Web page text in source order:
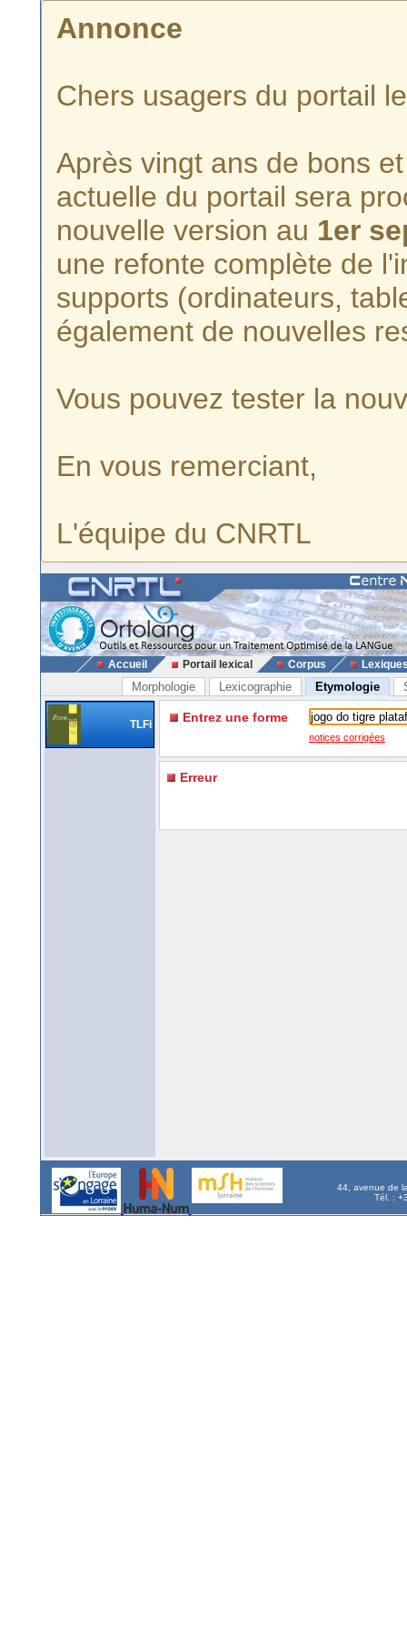
Annonce
Chers usagers du portail
Après vingt ans de bons
actuelle du portail sera
nouvelle version au 1er
une refonte complète de
supports (ordinateurs,
également de nouvelles
Vous pouvez tester la
En vous remerciant,
L'équipe du CNRTL
Accueil Portail lexical Corpus
Morphologie Lexicographie Etymologie
TLFi Entrez une forme
notices corrigées
Erreur
44, avenue de
Tél. :